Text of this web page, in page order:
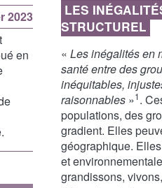
2023
en
LES
STRUCTUREL
« Les inégalités en
santé entre des
inéquitables,
raisonnables»1.
populations, des
gradient. Elles
géographique.
et
grandissons,